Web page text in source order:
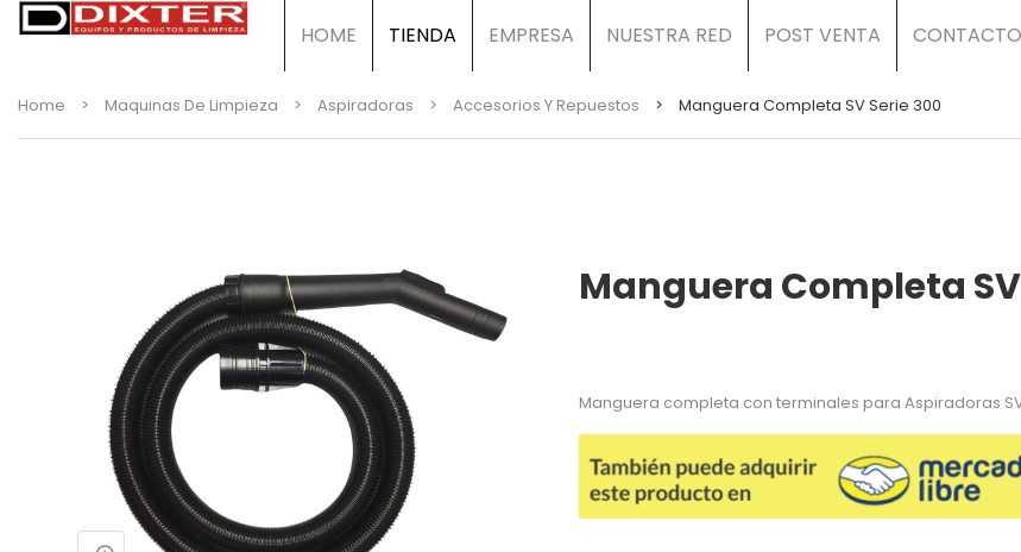
HOME TIENDA EMPRESA NUESTRA RED POST VENTA CONTACTO
Home > Maquinas De Limpieza > Aspiradoras > Accesorios Y Repuestos > Manguera Completa SV Serie 300
Manguera Completa SV
Manguera completa con terminales para Aspiradoras